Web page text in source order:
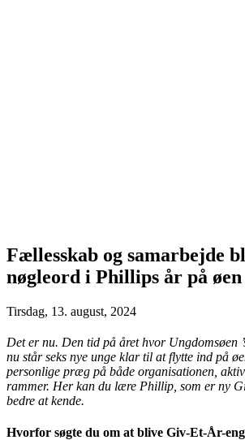
Fællesskab og samarbejde
nøgleord i Phillips år på øen
Tirsdag, 13. august, 2024
Det er nu. Den tid på året hvor Ungdomsøen
nu står seks nye unge klar til at flytte ind på
personlige præg på både organisationen,
rammer. Her kan du lære Phillip, som er ny
bedre at kende.
Hvorfor søgte du om at blive Giv-Et-År-